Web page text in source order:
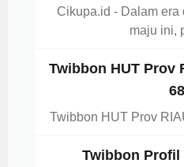
Cikupa.id - Dalam
maju ini,
Twibbon HUT Prov
68
Twibbon HUT Prov
Twibbon Profil